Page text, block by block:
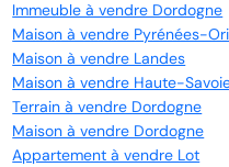
Immeuble à vendre Dordogne
Maison à vendre Pyrénées-
Maison à vendre Landes
Maison à vendre Haute-
Terrain à vendre Dordogne
Maison à vendre Dordogne
Appartement à vendre Lot